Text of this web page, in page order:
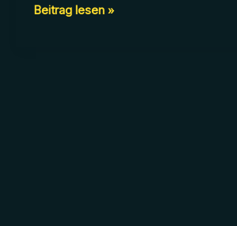
Einspeisevergütung
Beitrag lesen »